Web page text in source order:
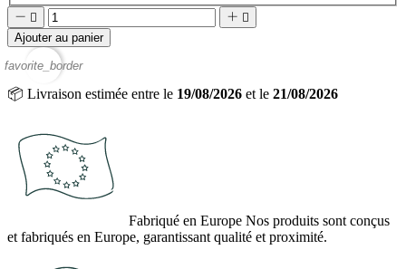
   
Ajouter au panier
favorite_border
📦 Livraison estimée entre le 19/08/2026 et le 21/08/2026
Fabriqué en Europe Nos produits sont conçus
et fabriqués en Europe, garantissant qualité et proximité.